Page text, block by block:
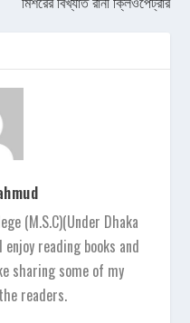
(M.S.C)(Under Dhaka
reading books and
sharing some of my
readers.